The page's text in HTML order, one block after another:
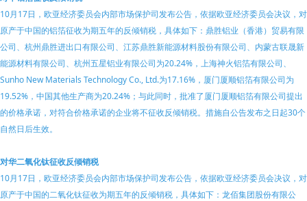
10月17日，欧亚经济委员会内部市场保护司发布公告，依据欧亚经济委员会决议，对
原产于中国的铝箔征收为期五年的反倾销税，具体如下：鼎胜铝业（香港）贸易有限
公司、杭州鼎胜进出口有限公司、江苏鼎胜新能源材料股份有限公司、内蒙古联晟新
能源材料有限公司、杭州五星铝业有限公司为20.24%，上海神火铝箔有限公司、
Sunho New Materials Technology Co., Ltd.为17.16%，厦门厦顺铝箔有限公司为
19.52%，中国其他生产商为20.24%；与此同时，批准了厦门厦顺铝箔有限公司提出
的价格承诺，对符合价格承诺的企业将不征收反倾销税。措施自公告发布之日起30个
自然日后生效。
对华二氧化钛征收反倾销税
10月17日，欧亚经济委员会内部市场保护司发布公告，依据欧亚经济委员会决议，对
原产于中国的二氧化钛征收为期五年的反倾销税，具体如下：龙佰集团股份有限公